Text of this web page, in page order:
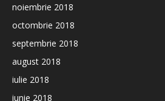
noiembrie 2018
octombrie 2018
septembrie 2018
august 2018
iulie 2018
iunie 2018